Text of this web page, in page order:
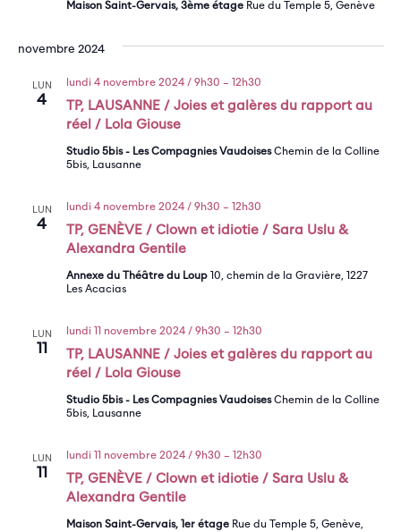
Maison Saint-Gervais, 3ème étage Rue du Temple 5, Genève
novembre 2024
LUN
4
TP, LAUSANNE / Joies et galères du rapport au
réel / Lola Giouse
lundi 4 novembre 2024 / 9h30 – 12h30
Studio 5bis - Les Compagnies VaudoisesChemin de la Colline
5bis, Lausanne
LUN
4
TP, GENÈVE / Clown et idiotie / Sara Uslu &
Alexandra Gentile
lundi 4 novembre 2024 / 9h30 – 12h30
Annexe du Théâtre du Loup
10, chemin de la Gravière, 1227
Les Acacias
LUN
11
TP, LAUSANNE / Joies et galères du rapport au
réel / Lola Giouse
lundi 11 novembre 2024 / 9h30 – 12h30
Studio 5bis - Les Compagnies VaudoisesChemin de la Colline
5bis, Lausanne
LUN
11
TP, GENÈVE / Clown et idiotie / Sara Uslu &
Alexandra Gentile
lundi 11 novembre 2024 / 9h30 – 12h30
Maison Saint-Gervais, 1er étage Rue du Temple 5, Genève,